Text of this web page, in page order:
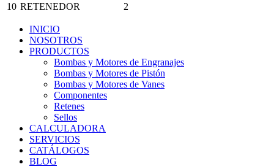
10 RETENEDOR 2
INICIO
NOSOTROS
PRODUCTOS
Bombas y Motores de Engranajes
Bombas y Motores de Pistón
Bombas y Motores de Vanes
Componentes
Retenes
Sellos
CALCULADORA
SERVICIOS
CATÁLOGOS
BLOG